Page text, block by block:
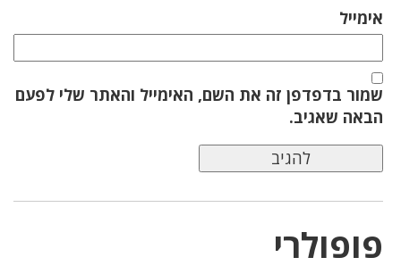
אימייל
שמור בדפדפן זה את השם, האימייל והאתר שלי לפעם
הבאה שאגיב.
פופולרי